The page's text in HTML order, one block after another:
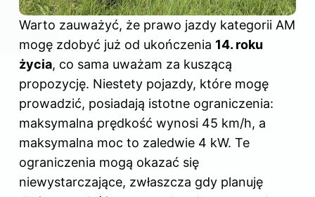
Warto zauważyć, że prawo jazdy kategorii AM
mogę zdobyć już od ukończenia 14. roku
życia, co sama uważam za kuszącą
propozycję. Niestety pojazdy, które mogę
prowadzić, posiadają istotne ograniczenia:
maksymalna prędkość wynosi 45 km/h, a
maksymalna moc to zaledwie 4 kW. Te
ograniczenia mogą okazać się
niewystarczające, zwłaszcza gdy planuję